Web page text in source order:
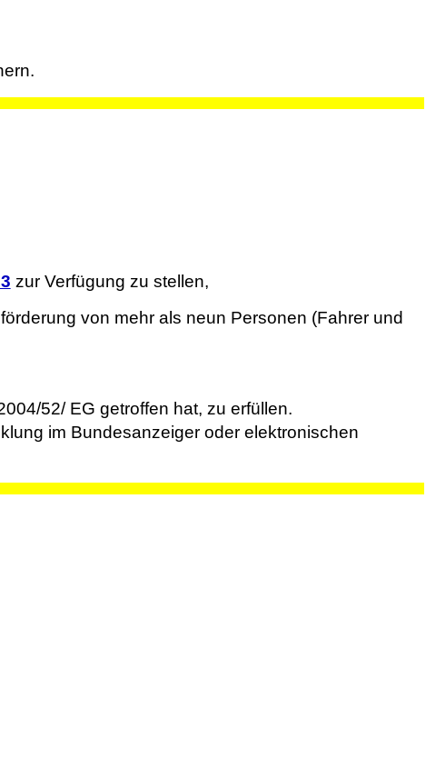
zur Verfügung zu stellen,
von mehr als neun Personen (Fahrer und
52/ EG getroffen hat, zu erfüllen.
im Bundesanzeiger oder elektronischen